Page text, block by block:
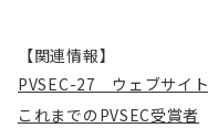
【関連情報】
PVSEC-27 ウェブサイト
これまでのPVSEC受賞者